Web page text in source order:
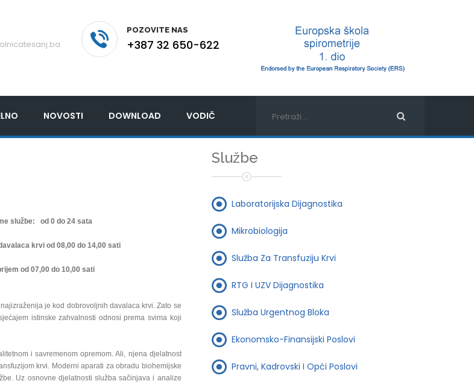
POZOVITE NAS
+387 32 650-622
NOVOSTI DOWNLOAD VODIČ
službe: od 0 do 24 sata
krvi od 08,00 do 14,00 sati
od 07,00 do 10,00 sati
je kod dobrovoljnih davalaca krvi. Zato se
istinske zahvalnosti odnosi prema svima koji
i savremenom opremom. Ali, njena djelatnost
krvi. Moderni aparati za obradu biohemijske
Uz osnovne djelatnosti služba sačinjava i analize
Službe
Laboratorijska Dijagnostika
Mikrobiologija
Služba Za Transfuziju Krvi
RTG I UZV Dijagnostika
Služba Urgentnog Bloka
Ekonomsko-Finansijski Poslovi
Pravni, Kadrovski I Opći Poslovi